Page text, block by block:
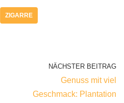
ZIGARRE
NÄCHSTER BEITRAG
Genuss mit viel
Geschmack: Plantation